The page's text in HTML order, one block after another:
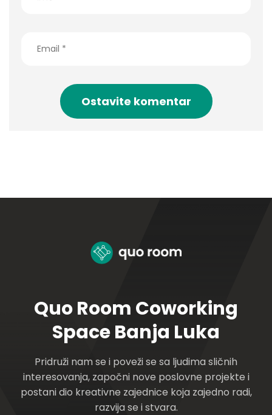
Quo Room Coworking
Space Banja Luka
Pridruži nam se i poveži se sa ljudima sličnih
interesovanja, započni nove poslovne projekte i
postani dio kreativne zajednice koja zajedno radi,
razvija se i stvara.